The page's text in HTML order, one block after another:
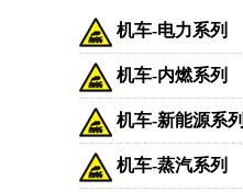
机车-电力系列
机车-内燃系列
机车-新能源系列
机车-蒸汽系列